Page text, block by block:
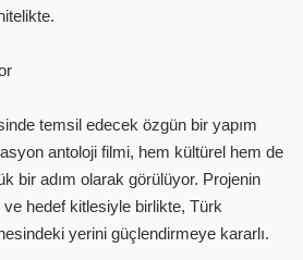
temsil edecek özgün bir yapım
antoloji filmi, hem kültürel hem de
bir adım olarak görülüyor. Projenin
ve hedef kitlesiyle birlikte, Türk
yerini güçlendirmeye kararlı.